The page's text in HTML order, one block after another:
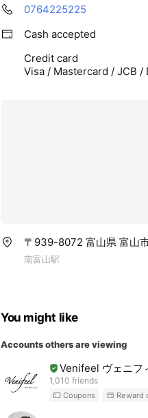
0764225225
Cash accepted
Credit card
Visa / Mastercard / JCB
〒939-8072 富山県 富山
南富山駅
You might like
Accounts others are viewing
Venifeel ヴェニフ
1,010 friends
Coupons Reward